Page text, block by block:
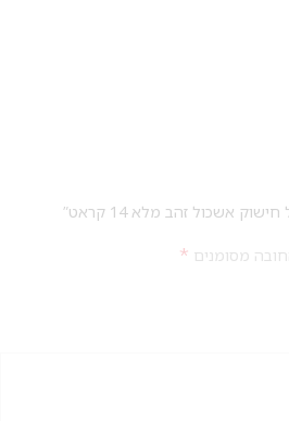
אשכול זהב מלא 14 קראט”
מסומנים *